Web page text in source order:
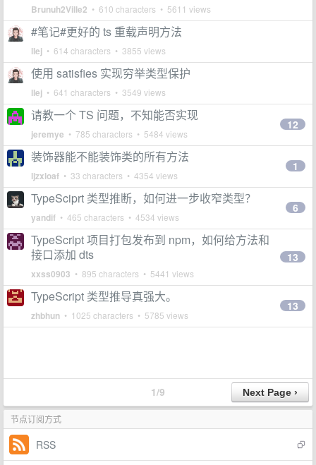
Brunuh2Ville2 • 610 characters • 5611 views
#笔记#更好的 ts 重载声明方法
llej • 614 characters • 3855 views
使用 satisfies 实现穷举类型保护
llej • 641 characters • 3549 views
请教一个 TS 问题，不知能否实现
jeremye • 785 characters • 5484 views
12
装饰器能不能装饰类的所有方法
ljzxloaf • 33 characters • 4354 views
1
TypeSciprt 类型推断，如何进一步收窄类型？
yandif • 465 characters • 4534 views
6
TypeScript 项目打包发布到 npm，如何给方法和
接口添加 dts
xxss0903 • 895 characters • 5441 views
13
TypeScript 类型推导真强大。
zhbhun • 1025 characters • 5785 views
13
1/9
节点订阅方式
RSS